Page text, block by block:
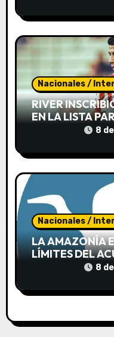
r
a
d
a
s
Nacionales /
RIVER
EN LA LISTA
8
Nacionales /
LA AMAZONÍA
LÍMITES DEL
8